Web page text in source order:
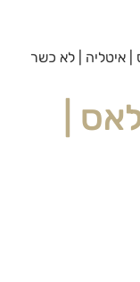
| איטליה | לא כשר
|